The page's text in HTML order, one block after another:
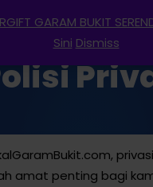
GARAM BUKIT
Sini Dismiss
amat penting bagi